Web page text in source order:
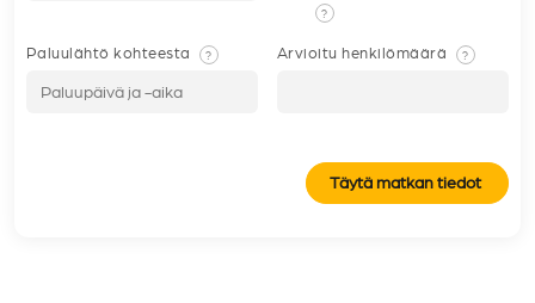
?
Paluulähtö kohteesta ? Arvioitu henkilömäärä ?
Täytä matkan tiedot